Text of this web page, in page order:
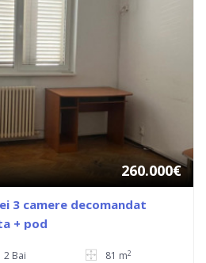
260.000€
3 camere decomandat
+ pod
2 Bai 81 m2